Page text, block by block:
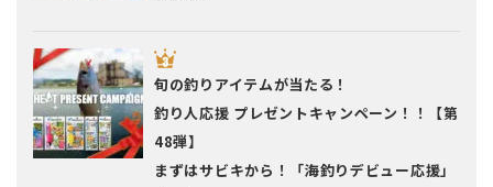
旬の釣りアイテムが当たる！
釣り人応援 プレゼントキャンペーン！！【第
48弾】
まずはサビキから！「海釣りデビュー応援」